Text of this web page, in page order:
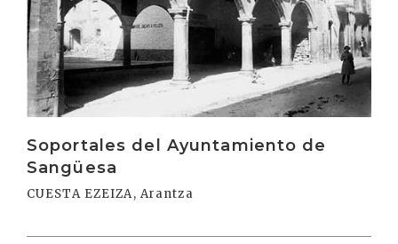
Soportales del Ayuntamiento de
Sangüesa
CUESTA EZEIZA, Arantza